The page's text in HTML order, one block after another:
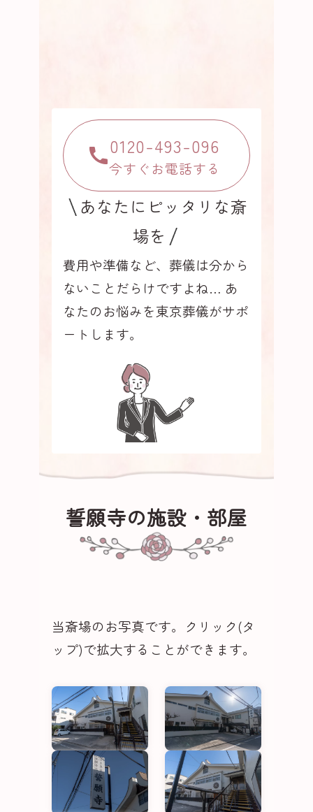
あなたにピッタリな斎
場を
費用や準備など、葬儀は分から
ないことだらけですよね… あ
なたのお悩みを東京葬儀がサポ
ートします。
0120-493-096
今すぐお電話する
誓願寺の施設・部屋
当斎場のお写真です。クリック(タ
ップ)で拡大することができます。